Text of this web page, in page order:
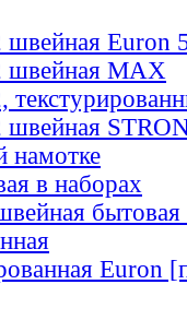
Euron
швейная МАХ
намотке
в наборах
бытовая
Euron